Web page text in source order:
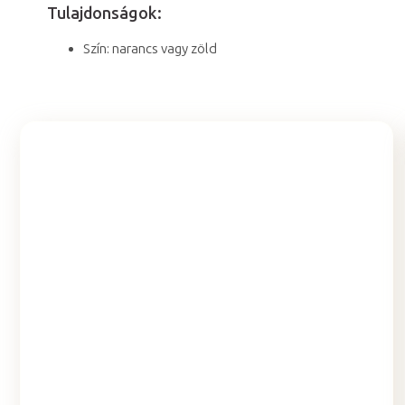
Tulajdonságok:
Szín: narancs vagy zöld